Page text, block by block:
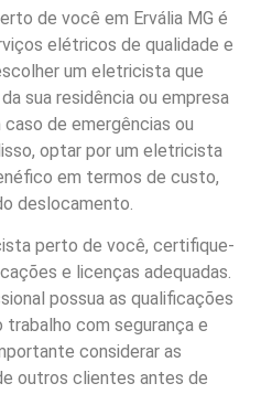
de você em Ervália MG é
elétricos de qualidade e
um eletricista que
sua residência ou empresa
de emergências ou
optar por um eletricista
em termos de custo,
deslocamento.
perto de você, certifique-
e licenças adequadas.
possua as qualificações
trabalho com segurança e
considerar as
outros clientes antes de